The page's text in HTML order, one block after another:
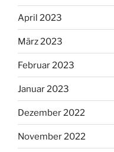
April 2023
März 2023
Februar 2023
Januar 2023
Dezember 2022
November 2022